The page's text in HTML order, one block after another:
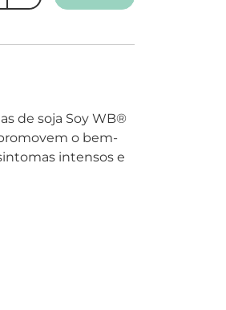
de soja Soy WB®
o bem-
intensos e